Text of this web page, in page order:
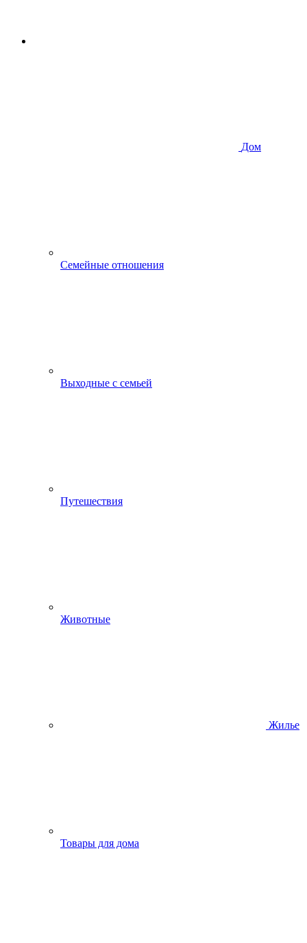
Дом
Семейные отношения
Выходные с семьей
Путешествия
Животные
Жилье
Товары для дома